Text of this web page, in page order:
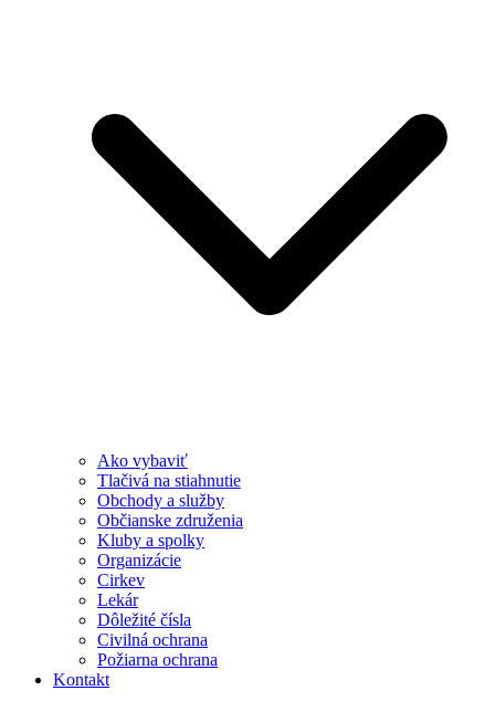
Ako vybaviť
Tlačivá na stiahnutie
Obchody a služby
Občianske združenia
Kluby a spolky
Organizácie
Cirkev
Lekár
Dôležité čísla
Civilná ochrana
Požiarna ochrana
Kontakt